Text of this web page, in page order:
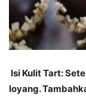
Isi Kulit Tart:
loyang.